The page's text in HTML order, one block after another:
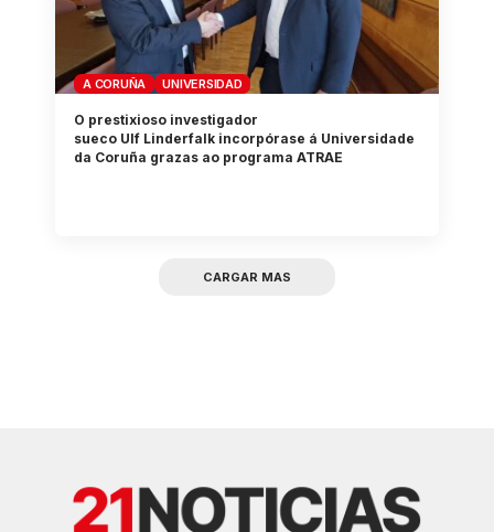
A CORUÑA UNIVERSIDAD
O prestixioso investigador
sueco Ulf Linderfalk incorpórase á Universidade
da Coruña grazas ao programa ATRAE
CARGAR MAS